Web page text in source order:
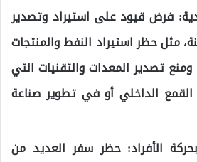
فرض قيود على استيراد وتصدير
مثل حظر استيراد النفط والمنتجات
ومنع تصدير المعدات والتقنيات التي
الداخلي أو في تطوير صناعة
الأفراد: حظر سفر العديد من